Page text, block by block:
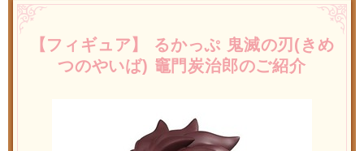
【フィギュア】 るかっぷ 鬼滅の刃(きめ
つのやいば) 竈門炭治郎のご紹介